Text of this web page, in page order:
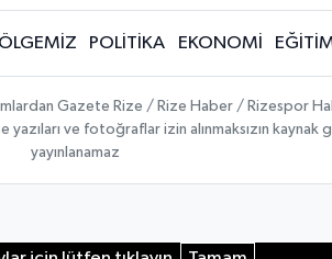
POLİTİKA EKONOMİ
Gazete Rize / Rize Haber / Rizespor
ve fotoğraflar izin alınmaksızın
yayınlanamaz